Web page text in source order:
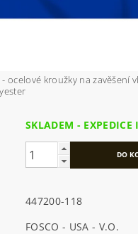
ocelové kroužky na zavěšení
SKLADEM - EXPEDICE
447200-118
FOSCO - USA - V.O.